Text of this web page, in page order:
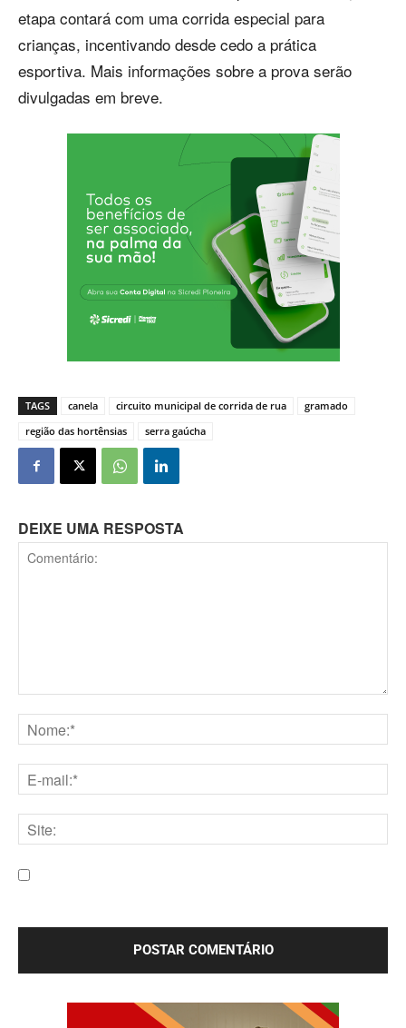
etapa contará com uma corrida especial para
crianças, incentivando desde cedo a prática
esportiva. Mais informações sobre a prova serão
divulgadas em breve.
TAGS canela circuito municipal de corrida de rua
gramado
região das hortênsias
serra gaúcha
DEIXE UMA RESPOSTA
mail:*